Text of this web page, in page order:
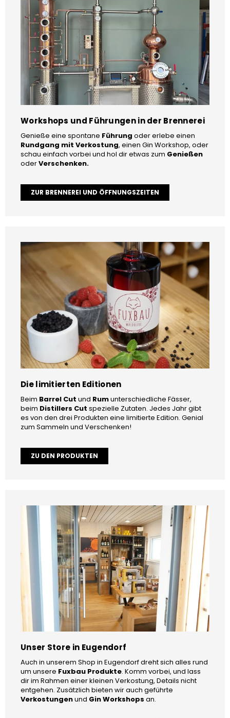
Workshops und Führungen in der Brennerei
Genieße eine spontane Führung oder erlebe einen
Rundgang mit Verkostung, einen Gin Workshop, oder
schau einfach vorbei und hol dir etwas zum Genießen
oderVerschenken.
ZUR BRENNEREI UND ÖFFNUNGSZEITEN
Die limitierten Editionen
Beim Barrel Cut und Rumunterschiedliche Fässer,
beim Distillers Cut spezielle Zutaten. Jedes Jahr gibt
es von den drei Produkten eine limitierte Edition. Genial
zum Sammeln und Verschenken!
ZU DEN PRODUKTEN
Unser Store in Eugendorf
Auch in unserem Shop in Eugendorf dreht sich alles rund
um unsere Fuxbau Produkte. Komm vorbei, und lass
dir im Rahmen einer kleinen Verkostung, Details nicht
entgehen. Zusätzlich bieten wir auch geführte
Verkostungenund Gin Workshops an.